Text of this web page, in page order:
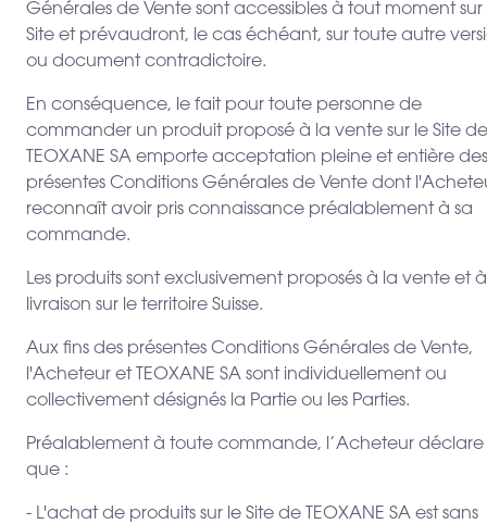
Générales de Vente sont accessibles à tout moment sur
Site et prévaudront, le cas échéant, sur toute autre
ou document contradictoire.
En conséquence, le fait pour toute personne de
commander un produit proposé à la vente sur le Site de
TEOXANE SA emporte acceptation pleine et entière des
présentes Conditions Générales de Vente dont
reconnaît avoir pris connaissance préalablement à sa
commande.
Les produits sont exclusivement proposés à la vente et
livraison sur le territoire Suisse.
Aux fins des présentes Conditions Générales de Vente,
l'Acheteur et TEOXANE SA sont individuellement ou
collectivement désignés la Partie ou les Parties.
Préalablement à toute commande, l’Acheteur déclare
que :
- L'achat de produits sur le Site de TEOXANE SA est sans